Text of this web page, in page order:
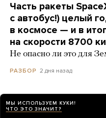
Часть ракеты
с автобус!) целый
в космосе — и в
на скорости 8700
Не опасно ли это для
РАЗБОР 2 дня назад
Как будет
МЫ ИСПОЛЬЗУЕМ КУКИ!
ЧТО ЭТО ЗНАЧИТ?